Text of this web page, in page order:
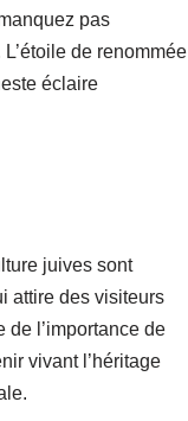
pas
de renommée
éclaire
juives sont
attire des visiteurs
l’importance de
vivant l’héritage